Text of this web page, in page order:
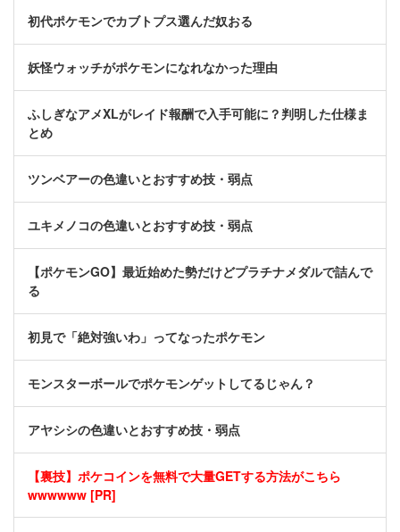
初代ポケモンでカブトプス選んだ奴おる
妖怪ウォッチがポケモンになれなかった理由
ふしぎなアメXLがレイド報酬で入手可能に？判明した仕様ま
とめ
ツンベアーの色違いとおすすめ技・弱点
ユキメノコの色違いとおすすめ技・弱点
【ポケモンGO】最近始めた勢だけどプラチナメダルで詰んで
る
初見で「絶対強いわ」ってなったポケモン
モンスターボールでポケモンゲットしてるじゃん？
アヤシシの色違いとおすすめ技・弱点
【裏技】ポケコインを無料で大量GETする方法がこちら
wwwwww [PR]